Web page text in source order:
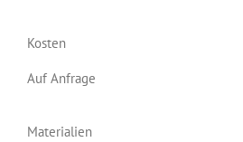
Kosten
Auf Anfrage
Materialien